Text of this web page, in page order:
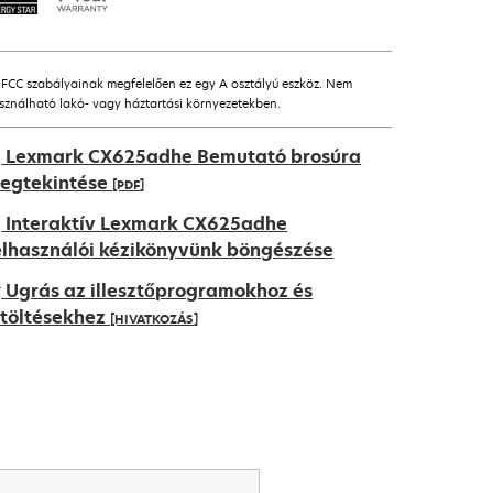
szabályainak megfelelően ez egy A osztályú eszköz. Nem
lakó- vagy háztartási környezetekben.
Lexmark CX625adhe Bemutató brosúra
[PDF]
Interaktív Lexmark CX625adhe
kézikönyvünk böngészése
Ugrás az illesztőprogramokhoz és
[HIVATKOZÁS]